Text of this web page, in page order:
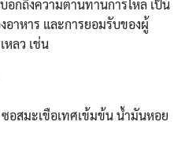
อกถึงความต้านทานการไหล เป็น
าหาร และการยอมรับของผู้
ลว เช่น
อสมะเขือเทศเข้มข้น น้ำมันหอย